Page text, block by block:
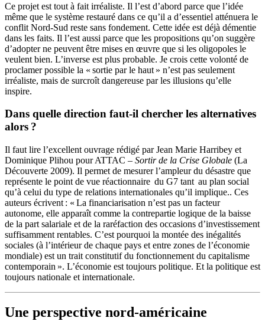
Ce projet est tout à fait irréaliste. Il l’est d’abord parce que l’idée
même que le système restauré dans ce qu’il a d’essentiel atténuera le
conflit Nord-Sud reste sans fondement. Cette idée est déjà démentie
dans les faits. Il l’est aussi parce que les propositions qu’on suggère
d’adopter ne peuvent être mises en œuvre que si les oligopoles le
veulent bien. L’inverse est plus probable. Je crois cette volonté de
proclamer possible la « sortie par le haut » n’est pas seulement
irréaliste, mais de surcroît dangereuse par les illusions qu’elle
inspire.
Dans quelle direction faut-il chercher les alternatives
alors ?
Il faut lire l’excellent ouvrage rédigé par Jean Marie Harribey et
Dominique Plihou pour ATTAC – Sortir de la Crise Globale (La
Découverte 2009). Il permet de mesurer l’ampleur du désastre que
représente le point de vue réactionnaire du G7 tant au plan social
qu’à celui du type de relations internationales qu’il implique.. Ces
auteurs écrivent : « La financiarisation n’est pas un facteur
autonome, elle apparaît comme la contrepartie logique de la baisse
de la part salariale et de la raréfaction des occasions d’investissement
suffisamment rentables. C’est pourquoi la montée des inégalités
sociales (à l’intérieur de chaque pays et entre zones de l’économie
mondiale) est un trait constitutif du fonctionnement du capitalisme
contemporain ». L’économie est toujours politique. Et la politique est
toujours nationale et internationale.
Une perspective nord-américaine